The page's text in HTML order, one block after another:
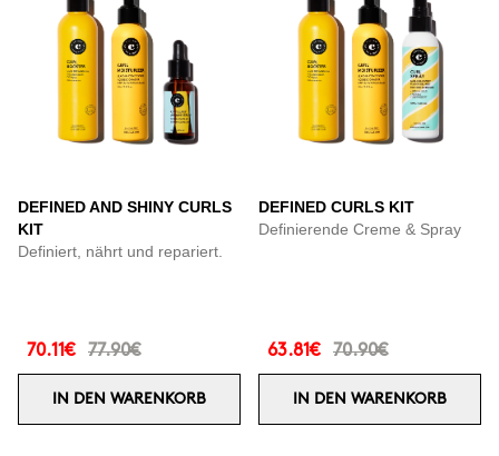
DEFINED AND SHINY CURLS
KIT
Definiert, nährt und repariert.
70.11€ 77.90€
IN DEN WARENKORB
DEFINED CURLS KIT
Definierende Creme & Spray
63.81€ 70.90€
IN DEN WARENKORB